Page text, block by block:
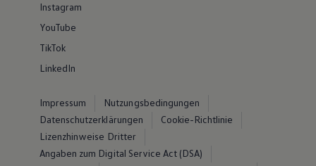
Instagram
YouTube
TikTok
LinkedIn
Impressum
Nutzungsbedingungen
Datenschutzerklärungen
Cookie-Richtlinie
Lizenzhinweise Dritter
Angaben zum Digital Service Act (DSA)